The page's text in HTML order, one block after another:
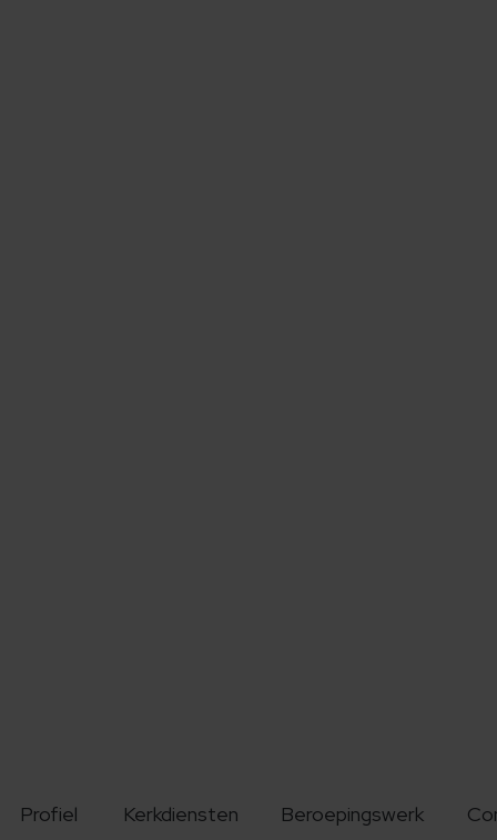
Profiel Kerkdiensten Beroepingswerk